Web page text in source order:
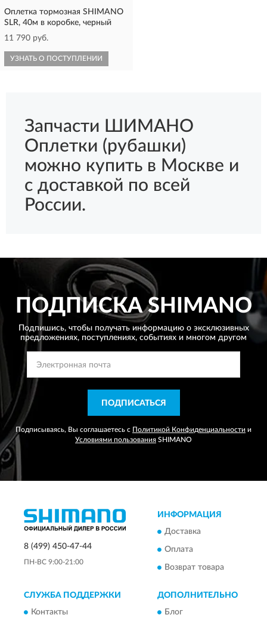
Оплетка тормозная SHIMANO
SLR, 40м в коробке, черный
11 790 руб.
УЗНАТЬ О ПОСТУПЛЕНИИ
Запчасти ШИМАНО
Оплетки (рубашки)
можно купить в Москве и
с доставкой по всей
России.
ПОДПИСКАSHIMANO
Подпишись, чтобы получать информацию о эксклюзивных
предложениях, поступлениях, событиях и многом другом
ПОДПИСАТЬСЯ
Подписываясь, Вы соглашаетесь с Политикой Конфиденциальности и
Условиями пользования SHIMANO
8 (499) 450-47-44
ПН-ВС 9:00-21:00
ИНФОРМАЦИЯ
Доставка
Оплата
Возврат товара
СЛУЖБА ПОДДЕРЖКИ
Контакты
ДОПОЛНИТЕЛЬНО
Блог